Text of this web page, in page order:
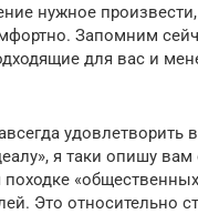
нужное
Запомним
для вас и
удовлетворить
я таки опишу
Это относительно